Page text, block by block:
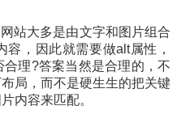
站大多是由文字和图片组合
，因此就需要做alt属性，
理?答案当然是合理的，不
局，而不是硬生生的把关键
内容来匹配。